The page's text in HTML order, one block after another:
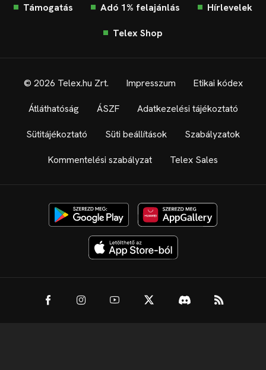
Támogatás Adó 1% felajánlás Hírlevelek
Telex Shop
© 2026 Telex.hu Zrt. Impresszum Etikai kódex
Átláthatóság ÁSZF Adatkezelési tájékoztató
Sütitájékoztató Süti beállítások Szabályzatok
Kommentelési szabályzat Telex Sales